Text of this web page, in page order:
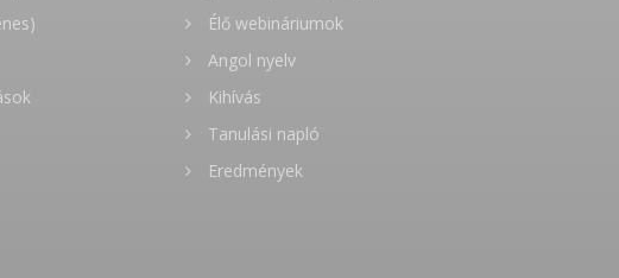
Élő webináriumok
Angol nyelv
Kihívás
Tanulási napló
Eredmények